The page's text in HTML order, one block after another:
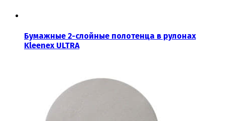
Бумажные 2-слойные полотенца в рулонах
Kleenex ULTRA